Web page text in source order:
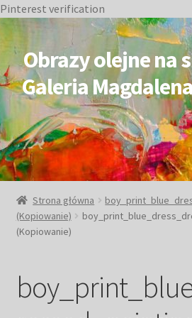
Pinterest verification
do
nawigacji
do
treści
Obrazy olejne na
Galeria
OBRAZY DOSTĘPNE
Duże obrazy
Postacie
Strona główna
(Kopiowanie)
(Kopiowanie)